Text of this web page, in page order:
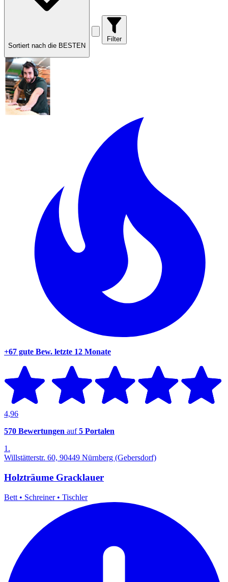
Sortiert nach die BESTEN
Filter
+67 gute Bew. letzte 12 Monate
4,96
570 Bewertungen auf5 Portalen
1.
Willstätterstr. 60, 90449 Nürnberg (Gebersdorf)
Holzträume Gracklauer
Bett • Schreiner • Tischler